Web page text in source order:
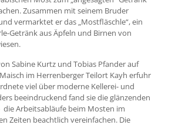
Zusammen mit seinem Bruder
vermarktet er das „Mostfläschle“, ein
Getränk aus Äpfeln und Birnen von
Sabine Kurtz und Tobias Pfander auf
im Herrenberger Teilort Kayh erfuhr
viel über moderne Kellerei- und
beeindruckend fand sie die glänzenden
die Arbeitsabläufe beim Mosten im
Zeiten beachtlich vereinfachen. Die